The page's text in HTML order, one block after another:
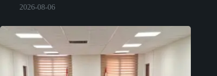
2026-08-06